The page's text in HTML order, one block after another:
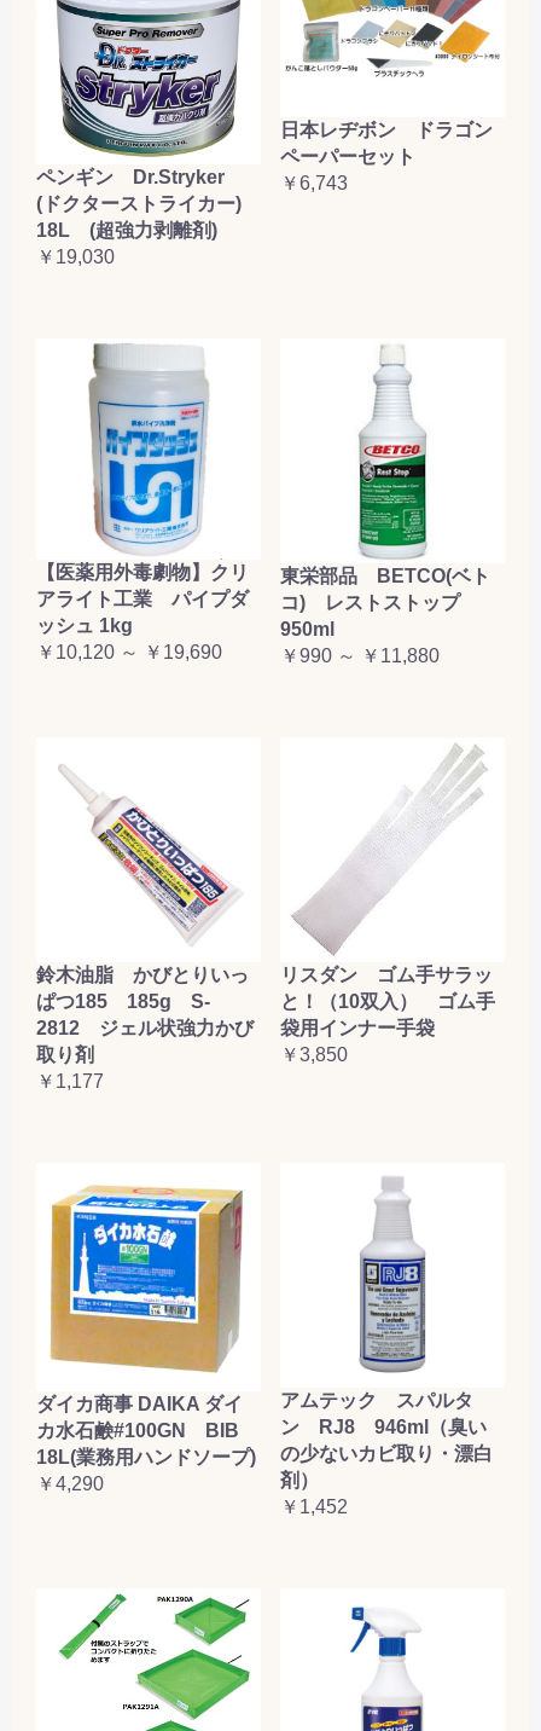
ペンギン Dr.Stryker
(ドクターストライカー)
18L (超強力剥離剤)
￥19,030
日本レヂボン ドラゴン
ペーパーセット
￥6,743
【医薬用外毒劇物】クリ
アライト工業 パイプダ
ッシュ 1kg
￥10,120 ～ ￥19,690
東栄部品 BETCO(ベト
コ) レストストップ
950ml
￥990 ～ ￥11,880
鈴木油脂 かびとりいっ
ぱつ185 185g S-
2812 ジェル状強力かび
取り剤
￥1,177
リスダン ゴム手サラッ
と！（10双入） ゴム手
袋用インナー手袋
￥3,850
ダイカ商事 DAIKA ダイ
カ水石鹸#100GN BIB
18L(業務用ハンドソープ)
￥4,290
アムテック スパルタ
ン RJ8 946ml（臭い
の少ないカビ取り・漂白
剤）
￥1,452